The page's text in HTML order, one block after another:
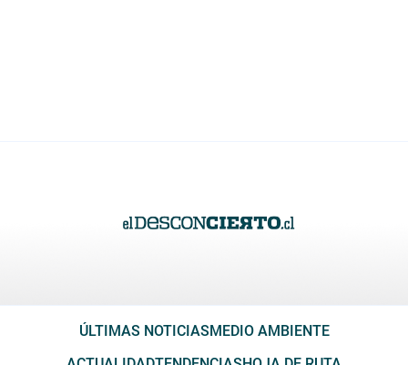
ÚLTIMAS NOTICIASMEDIO AMBIENTE